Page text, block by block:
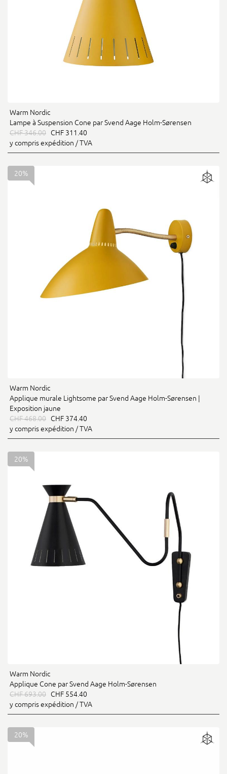
Warm Nordic
Lampe à Suspension Cone par Svend Aage Holm-Sørensen
CHF 346.00 CHF 311.40
y compris expédition / TVA
20%
Warm Nordic
Applique murale Lightsome par Svend Aage Holm-Sørensen |
Exposition jaune
CHF 468.00 CHF 374.40
y compris expédition / TVA
20%
Warm Nordic
Applique Cone par Svend Aage Holm-Sørensen
CHF 693.00 CHF 554.40
y compris expédition / TVA
20%